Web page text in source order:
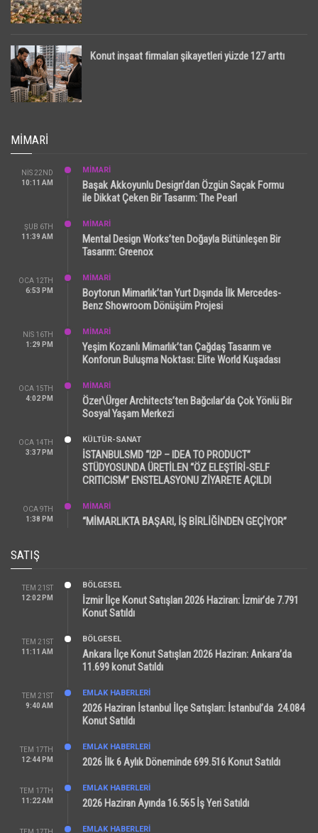
Konut inşaat firmaları şikayetleri yüzde 127 arttı
MIMARI
NIS 22ND
10:11 AM
MİMARİ
Başak Akkoyunlu Design’dan Özgün Saçak Formu
ile Dikkat Çeken Bir Tasarım: The Pearl
ŞUB 6TH
11:39 AM
MİMARİ
Mental Design Works’ten Doğayla Bütünleşen Bir
Tasarım: Greenox
OCA 12TH
6:53 PM
MİMARİ
Boytorun Mimarlık’tan Yurt Dışında İlk Mercedes-
Benz Showroom Dönüşüm Projesi
NIS 16TH
1:29 PM
MİMARİ
Yeşim Kozanlı Mimarlık’tan Çağdaş Tasarım ve
Konforun Buluşma Noktası: Elite World Kuşadası
OCA 15TH
4:02 PM
MİMARİ
Özer\Ürger Architects’ten Bağcılar’da Çok Yönlü Bir
Sosyal Yaşam Merkezi
OCA 14TH
3:37 PM
KÜLTÜR-SANAT
İSTANBULSMD “I2P – IDEA TO PRODUCT”
STÜDYOSUNDA ÜRETİLEN “ÖZ ELEŞTİRİ-SELF
CRITICISM” ENSTELASYONU ZİYARETE AÇILDI
OCA 9TH
1:38 PM
MİMARİ
“MİMARLIKTA BAŞARI, İŞ BİRLİĞİNDEN GEÇİYOR”
SATIŞ
TEM 21ST
12:02 PM
BÖLGESEL
İzmir İlçe Konut Satışları 2026 Haziran: İzmir’de 7.791
Konut Satıldı
TEM 21ST
11:11 AM
BÖLGESEL
Ankara İlçe Konut Satışları 2026 Haziran: Ankara’da
11.699 konut Satıldı
TEM 21ST
9:40 AM
EMLAK HABERLERI
2026 Haziran İstanbul İlçe Satışları: İstanbul’da 24.084
Konut Satıldı
TEM 17TH
12:44 PM
EMLAK HABERLERI
2026 İlk 6 Aylık Döneminde 699.516 Konut Satıldı
TEM 17TH
11:22 AM
EMLAK HABERLERI
2026 Haziran Ayında 16.565 İş Yeri Satıldı
EMLAK HABERLERI